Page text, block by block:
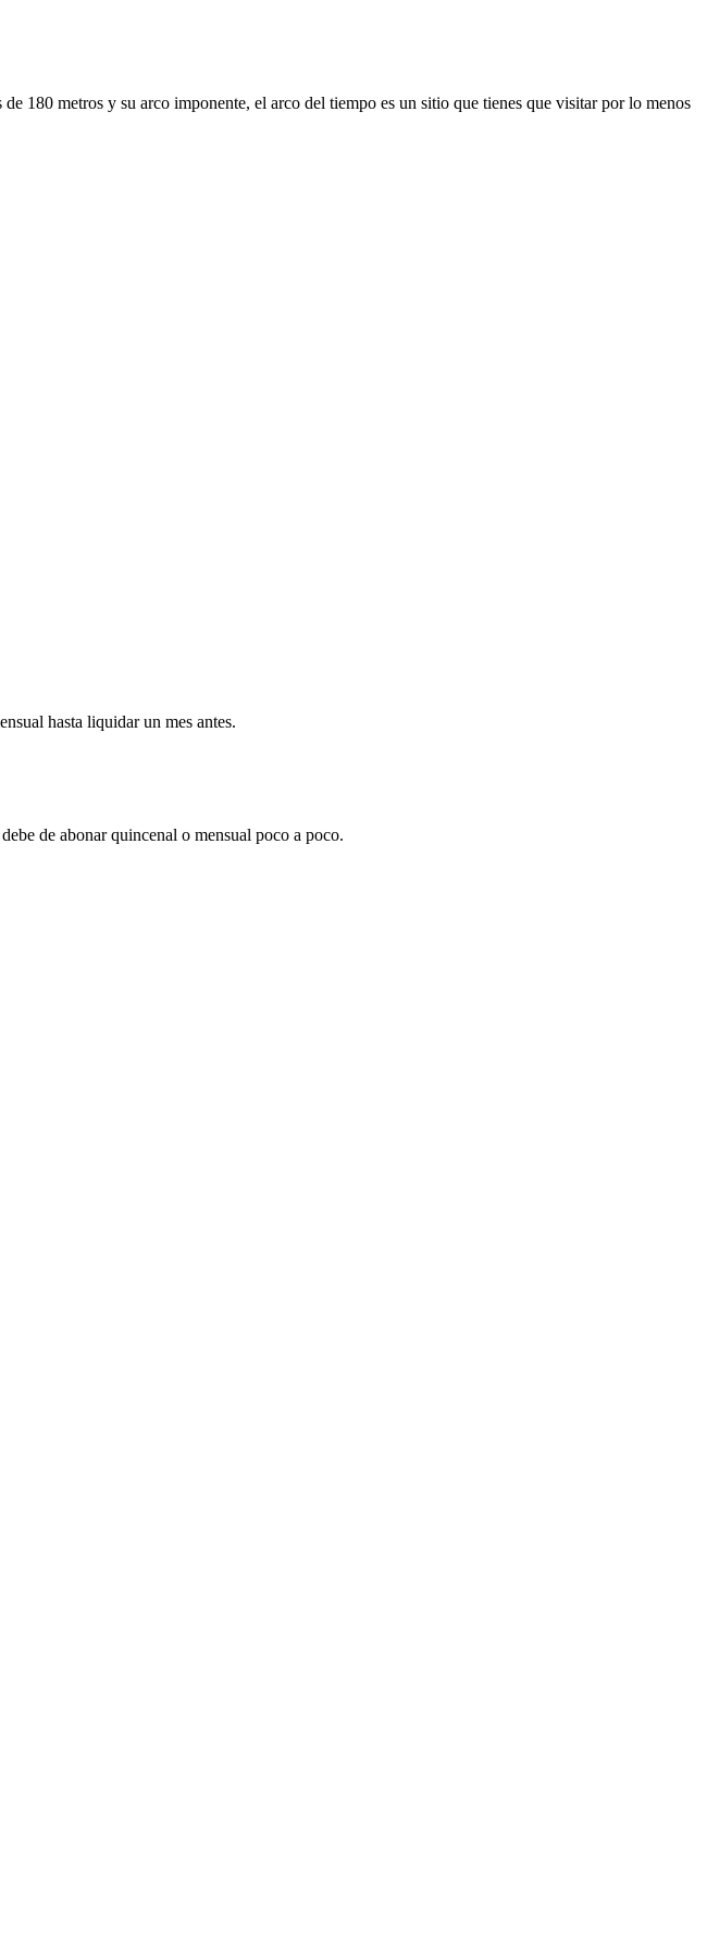
180 metros y su arco imponente, el arco del tiempo es un sitio que tienes que visitar por lo menos
hasta liquidar un mes antes.
de abonar quincenal o mensual poco a poco.